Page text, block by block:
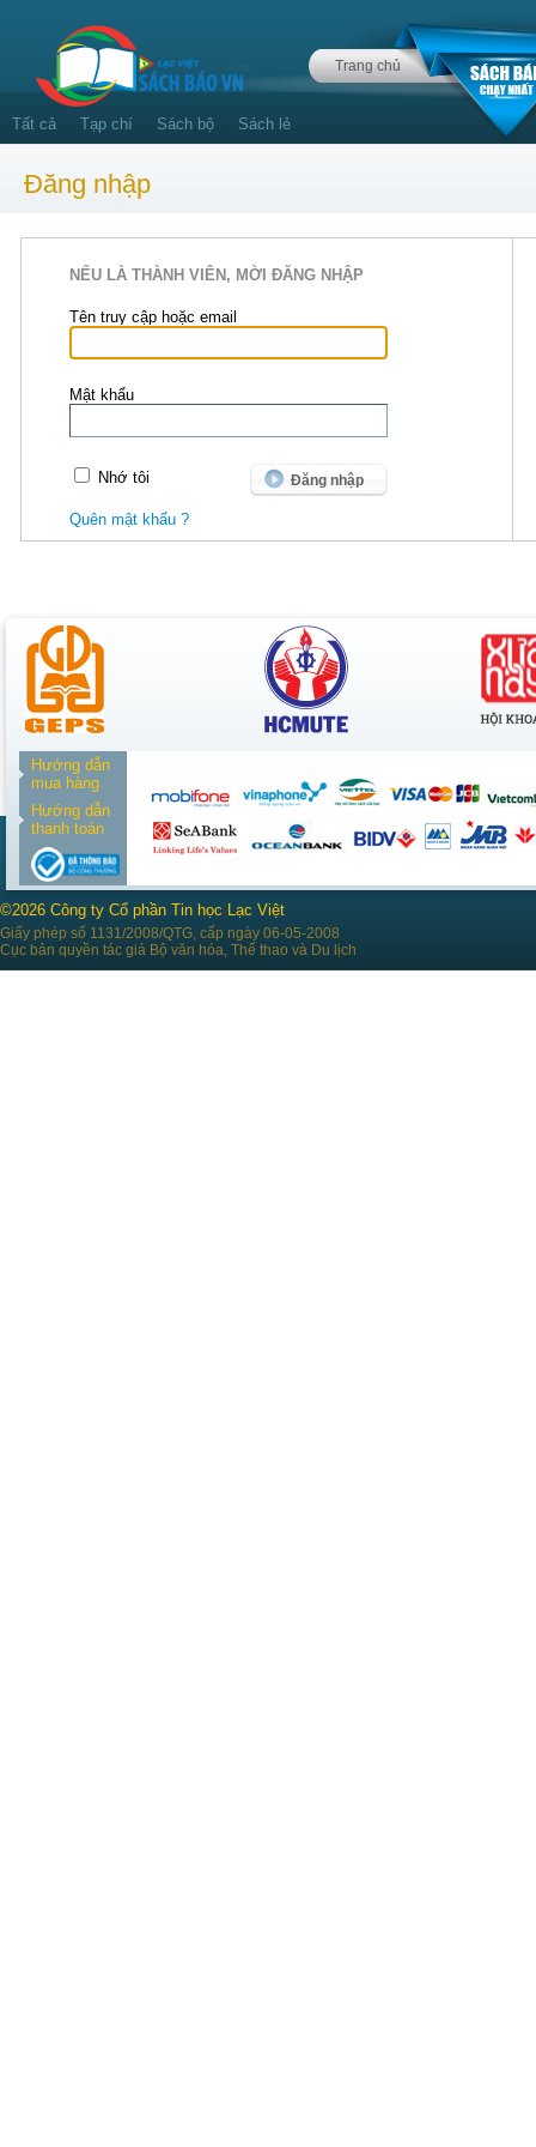
Trang chủ
Tất cả Tạp chí Sách bộ Sách lẻ
Đăng nhập
NẾU LÀ THÀNH VIÊN, MỜI ĐĂNG NHẬP
Tên truy cập hoặc email
Mật khẩu
Nhớ tôi
Quên mật khẩu ?
Hướng dẫn
mua hàng
Hướng dẫn
thanh toán
©2026 Công ty Cổ phần Tin học Lạc Việt
Giấy phép số 1131/2008/QTG, cấp ngày 06-05-2008
Cục bản quyền tác giả Bộ văn hóa, Thể thao và Du lịch